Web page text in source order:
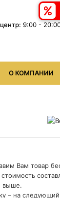
9:00 -
О КОМПАНИИ
Вам товар
выше.
– на